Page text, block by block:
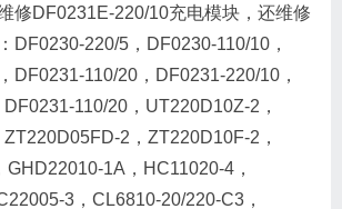
修DF0231E-220/10充电模块，还维修
DF0230-220/5，DF0230-110/10，
DF0231-110/20，DF0231-220/10，
110/20，UT220D10Z-2，
2，ZT220D10F-2，
1A，HC11020-4，
3，CL6810-20/220-C3，